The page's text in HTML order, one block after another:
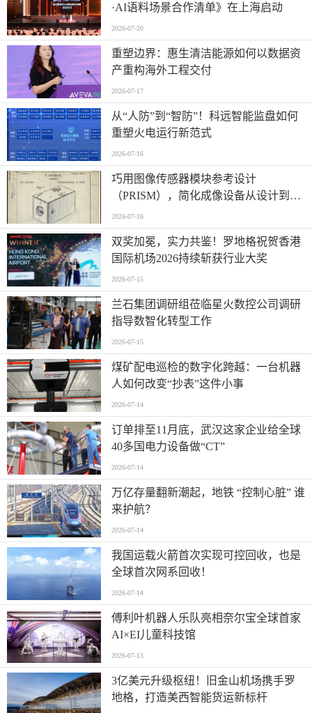
·AI语料场景合作清单》在上海启动
2026-07-20
重塑边界：惠生清洁能源如何以数据资
产重构海外工程交付
2026-07-17
从“人防”到“智防”！科远智能监盘如何
重塑火电运行新范式
2026-07-16
巧用图像传感器模块参考设计
（PRISM），简化成像设备从设计到制
造的全流程
2026-07-16
双奖加冕，实力共鉴！罗地格祝贺香港
国际机场2026持续斩获行业大奖
2026-07-15
兰石集团调研组莅临星火数控公司调研
指导数智化转型工作
2026-07-15
煤矿配电巡检的数字化跨越：一台机器
人如何改变“抄表”这件小事
2026-07-14
订单排至11月底，武汉这家企业给全球
40多国电力设备做“CT”
2026-07-14
万亿存量翻新潮起，地铁 “控制心脏” 谁
来护航？
2026-07-14
我国运载火箭首次实现可控回收，也是
全球首次网系回收！
2026-07-14
傅利叶机器人乐队亮相奈尔宝全球首家
AI×EI儿童科技馆
2026-07-13
​3亿美元升级枢纽！旧金山机场携手罗
地格，打造美西智能货运新标杆